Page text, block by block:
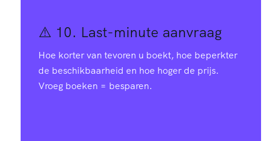
⚠️ 10. Last-minute aanvraag
Hoe korter van tevoren u boekt, hoe beperkter
de beschikbaarheid en hoe hoger de prijs.
Vroeg boeken = besparen.